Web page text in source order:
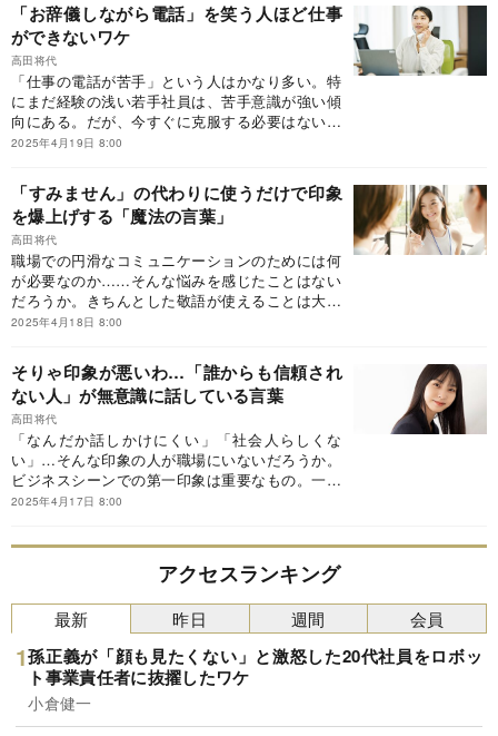
「お辞儀しながら電話」を笑う人ほど仕事
ができないワケ
高田将代
「仕事の電話が苦手」という人はかなり多い。特
にまだ経験の浅い若手社員は、苦手意識が強い傾
向にある。だが、今すぐに克服する必要はない。
重要なのは「経験値」と「慣れ」だ。自分なりの
の良い声のトーンなどのポイントを抑えつつ、電
話対応スキルをアップさせていこう！※本稿は、
高田将代『入社1年目から好かれる人の敬語・話
し方のビジネスマナー』（SBクリエイティブ）
の一部を抜粋・編集したものです。
2025年4月19日 8:00
「すみません」の代わりに使うだけで印象
を爆上げする「魔法の言葉」
高田将代
職場での円滑なコミュニケーションのためには何
が必要なのか……そんな悩みを感じたことはない
だろうか。きちんとした敬語が使えることは大切
だが、働くうえでは親しみやすさや愛嬌（あいき
える、ビジネスシーンで便利な技を紹介しよう。
※本稿は、高田将代『入社1年目から好かれる人の
敬語・話し方のビジネスマナー』（SBクリエイ
ティブ）の一部を抜粋・編集したものです。
2025年4月18日 8:00
そりゃ印象が悪いわ…「誰からも信頼され
ない人」が無意識に話している言葉
高田将代
「なんだか話しかけにくい」「社会人らしくな
い」…そんな印象の人が職場にいないだろうか。
ビジネスシーンでの第一印象は重要なもの。一度
マイナスなイメージが付くと、どうしても挽回す
は、基礎的な「表情」や「話し方」から、相手に
好印象を与えるポイントを紹介しよう。※本稿
は、高田将代『入社1年目から好かれる人の敬
語・話し方のビジネスマナー』（SBクリエイテ
ィブ）の一部を抜粋・編集したものです。
2025年4月17日 8:00
アクセスランキング
最新
孫正義が「顔も見たくない」と激怒した20代社員をロボッ
ト事業責任者に抜擢したワケ
小倉健一
昨日 週間 会員